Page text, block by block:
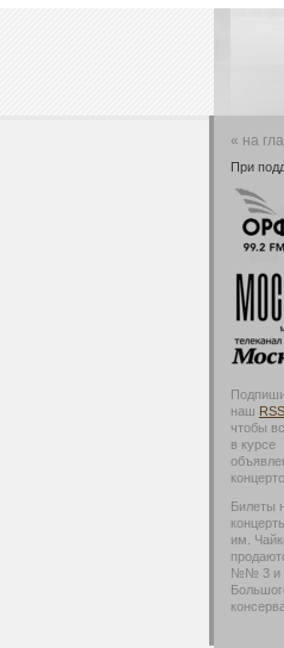
« на
При
наш
чтобы
в курсе
Билеты
им.
№№ 3 и